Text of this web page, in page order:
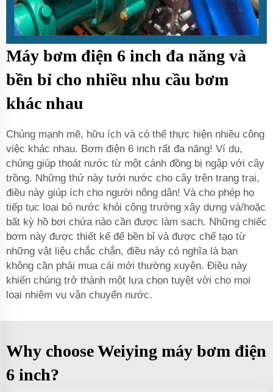
Máy bơm điện 6 inch đa năng và
bền bỉ cho nhiều nhu cầu bơm
khác nhau
Chúng mạnh mẽ, hữu ích và có thể thực hiện nhiều công
việc khác nhau. Bơm điện 6 inch rất đa năng! Ví dụ,
chúng giúp thoát nước từ một cánh đồng bị ngập với cây
trồng. Những thứ này tưới nước cho cây trên trang trại,
điều này giúp ích cho người nông dân! Và cho phép họ
tiếp tục loại bỏ nước khỏi công trường xây dựng và/hoặc
bất kỳ hồ bơi chứa nào cần được làm sạch. Những chiếc
bơm này được thiết kế để bền bỉ và được chế tạo từ
những vật liệu chắc chắn, điều này có nghĩa là bạn
không cần phải mua cái mới thường xuyên. Điều này
khiến chúng trở thành một lựa chọn tuyệt vời cho mọi
loại nhiệm vụ vận chuyển nước.
Why choose Weiying máy bơm điện
6 inch?